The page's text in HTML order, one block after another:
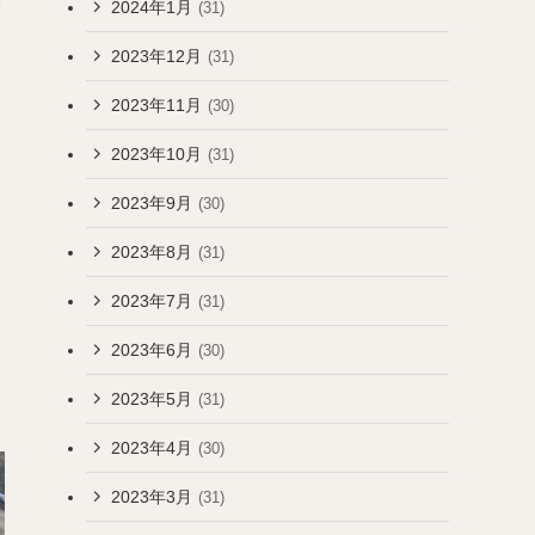
2024年1月 (31)
2023年12月 (31)
2023年11月 (30)
2023年10月 (31)
2023年9月 (30)
2023年8月 (31)
2023年7月 (31)
2023年6月 (30)
2023年5月 (31)
2023年4月 (30)
2023年3月 (31)